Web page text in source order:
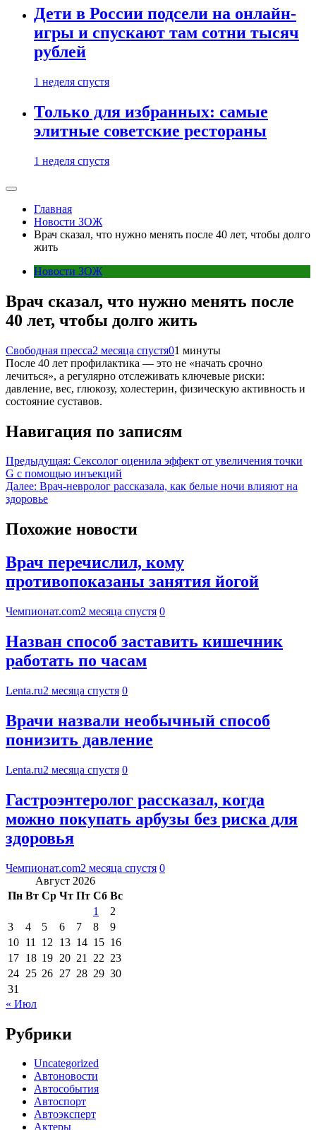
Дети в России подсели на онлайн-
игры и спускают там сотни тысяч
рублей
1 неделя спустя
Только для избранных: самые
элитные советские рестораны
1 неделя спустя
Главная
Новости ЗОЖ
Врач сказал, что нужно менять после 40 лет, чтобы долго
жить
Новости ЗОЖ
Врач сказал, что нужно менять после
40 лет, чтобы долго жить
Свободная пресса2 месяца спустя01 минуты
После 40 лет профилактика — это не «начать срочно
лечиться», а регулярно отслеживать ключевые риски:
давление, вес, глюкозу, холестерин, физическую активность и
состояние суставов.
Навигация по записям
Предыдущая: Сексолог оценила эффект от увеличения точки
G с помощью инъекций
Далее: Врач-невролог рассказала, как белые ночи влияют на
здоровье
Похожие новости
Врач перечислил, кому
противопоказаны занятия йогой
Чемпионат.com2 месяца спустя 0
Назван способ заставить кишечник
работать по часам
Lenta.ru2 месяца спустя 0
Врачи назвали необычный способ
понизить давление
Lenta.ru2 месяца спустя 0
Гастроэнтеролог рассказал, когда
можно покупать арбузы без риска для
здоровья
Чемпионат.com2 месяца спустя 0
Август 2026
Пн Вт Ср Чт Пт Сб Вс
1
2
3
4 5 6 7 8
9
10 11 12 13 14 15 16
17 18 19 20 21 22 23
24 25 26 27 28 29 30
31
« Июл
Рубрики
Uncategorized
Автоновости
Автособытия
Автоспорт
Автоэксперт
Актеры